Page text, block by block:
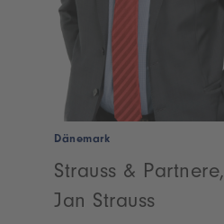
Dänemark
Strauss & Partnere,
Jan Strauss